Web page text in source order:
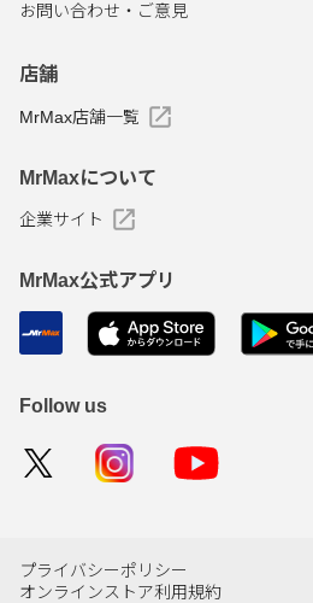
お問い合わせ・ご意見
店舗
MrMax店舗一覧
MrMaxについて
企業サイト
MrMax公式アプリ
Follow us
プライバシーポリシー
オンラインストア利用規約